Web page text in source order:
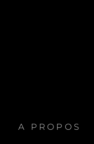
A PROPOS